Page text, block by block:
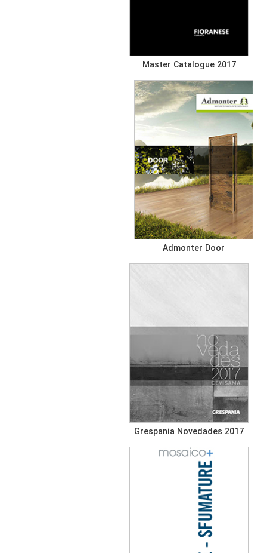
Master Catalogue 2017
Admonter Door
Grespania Novedades 2017